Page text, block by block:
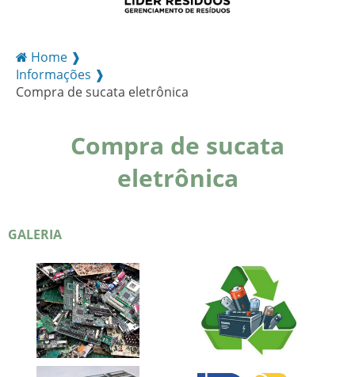
Home ❱
Informações ❱
Compra de sucata eletrônica
Compra de sucata
eletrônica
GALERIA